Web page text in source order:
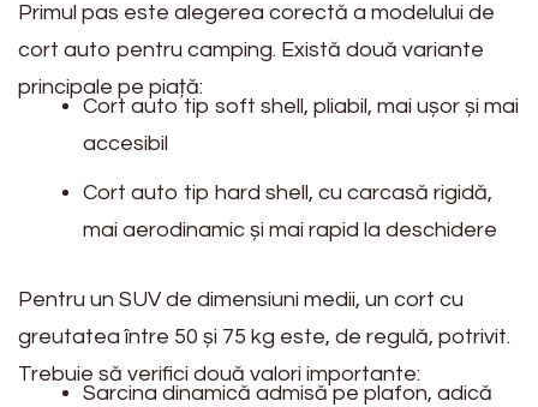
Primul pas este alegerea corectă a modelului de
cort auto pentru camping. Există două variante
principale pe piață:
Cort auto tip soft shell, pliabil, mai ușor și mai
accesibil
Cort auto tip hard shell, cu carcasă rigidă,
mai aerodinamic și mai rapid la deschidere
Pentru un SUV de dimensiuni medii, un cort cu
greutatea între 50 și 75 kg este, de regulă, potrivit.
Trebuie să verifici două valori importante:
Sarcina dinamică admisă pe plafon, adică